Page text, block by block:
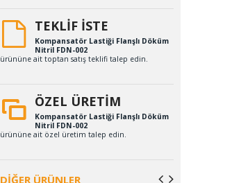
TEKLİF İSTE
Kompansatör Lastiği Flanşlı Döküm
Nitril FDN-002
ürününe ait toptan satış teklifi talep edin.
ÖZEL ÜRETİM
Kompansatör Lastiği Flanşlı Döküm
Nitril FDN-002
ürününe ait özel üretim talep edin.
DİĞER ÜRÜNLER